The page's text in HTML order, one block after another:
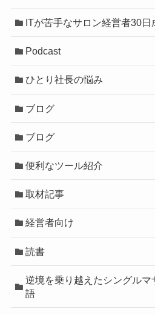
ITが苦手なサロン経営者30日
Podcast
ひとり社長の悩み
ブログ
ブログ
便利なツール紹介
取材記事
経営者向け
読書
逆境を乗り越えたシングルマ
語